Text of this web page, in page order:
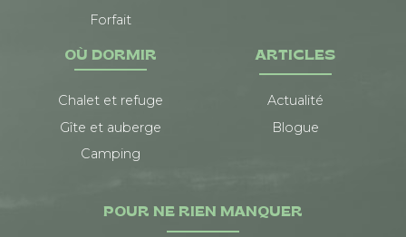
Forfait
OÙ DORMIR
Chalet et refuge
Gîte et auberge
Camping
ARTICLES
Actualité
Blogue
POUR NE RIEN MANQUER